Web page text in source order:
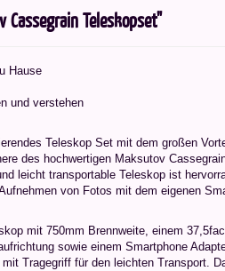
Teleskopset"
Hause
und verstehen
Teleskop Set mit dem großen
des hochwertigen Maksutov
leicht transportable Teleskop ist
von Fotos mit dem eigenen
mit 750mm Brennweite, einem
sowie einem Smartphone
Tragegriff für den leichten Transport.